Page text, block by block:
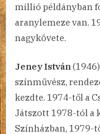
millió példányban
aranylemeze van.
nagykövete.
Jeney István(1946)
színművész,
kezdte. 1974-től a
Játszott 1978-tól a
Színházban, 1979-